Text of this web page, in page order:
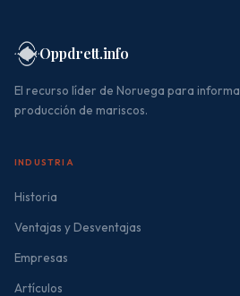
Oppdrett.info
El recurso líder de Noruega para
producción de mariscos.
INDUSTRIA
Historia
Ventajas y Desventajas
Empresas
Artículos